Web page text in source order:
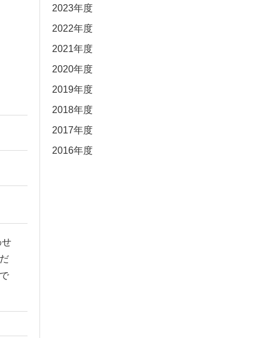
2023年度
2022年度
2021年度
2020年度
2019年度
2018年度
2017年度
2016年度